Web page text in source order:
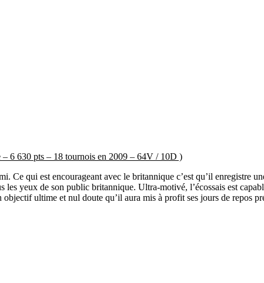
6 630 pts – 18 tournois en 2009 – 64V / 10D )
qui est encourageant avec le britannique c’est qu’il enregistre
yeux de son public britannique. Ultra-motivé, l’écossais est
ultime et nul doute qu’il aura mis à profit ses jours de repos